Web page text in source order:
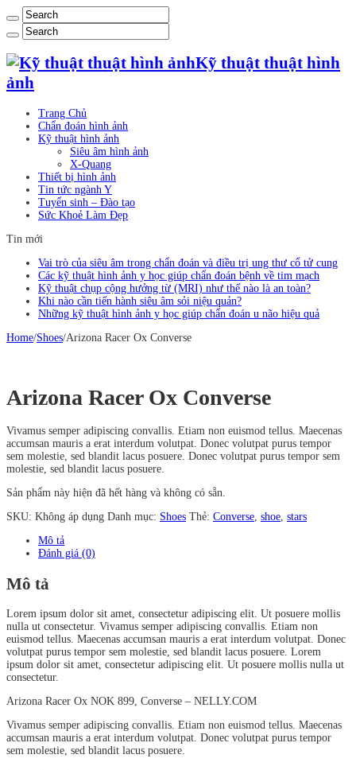
Kỹ thuật thuật hình
ảnh
Trang Chủ
Chẩn đoán hình ảnh
Kỹ thuật hình ảnh
Siêu âm hình ảnh
X-Quang
Thiết bị hình ảnh
Tin tức ngành Y
Tuyển sinh – Đào tạo
Sức Khoẻ Làm Đẹp
Tin mới
Vai trò của siêu âm trong chẩn đoán và điều trị ung thư cổ tử cung
Các kỹ thuật hình ảnh y học giúp chẩn đoán bệnh về tim mạch
Kỹ thuật chụp cộng hưởng từ (MRI) như thế nào là an toàn?
Khi nào cần tiến hành siêu âm sỏi niệu quản?
Những kỹ thuật hình ảnh y học giúp chẩn đoán u não hiệu quả
Home/Shoes/Arizona Racer Ox Converse
Arizona Racer Ox Converse
Vivamus semper adipiscing convallis. Etiam non euismod tellus. Maecenas
accumsan mauris a erat interdum volutpat. Donec volutpat purus tempor
sem molestie, sed blandit lacus posuere. Donec volutpat purus tempor sem
molestie, sed blandit lacus posuere.
Sản phẩm này hiện đã hết hàng và không có sẵn.
SKU: Không áp dụng Danh mục: Shoes Thẻ: Converse, shoe, stars
Mô tả
Đánh giá (0)
Mô tả
Lorem ipsum dolor sit amet, consectetur adipiscing elit. Ut posuere mollis
nulla ut consectetur. Vivamus semper adipiscing convallis. Etiam non
euismod tellus. Maecenas accumsan mauris a erat interdum volutpat. Donec
volutpat purus tempor sem molestie, sed blandit lacus posuere. Lorem
ipsum dolor sit amet, consectetur adipiscing elit. Ut posuere mollis nulla ut
consectetur.
Arizona Racer Ox NOK 899, Converse – NELLY.COM
Vivamus semper adipiscing convallis. Etiam non euismod tellus. Maecenas
accumsan mauris a erat interdum volutpat. Donec volutpat purus tempor
sem molestie, sed blandit lacus posuere.